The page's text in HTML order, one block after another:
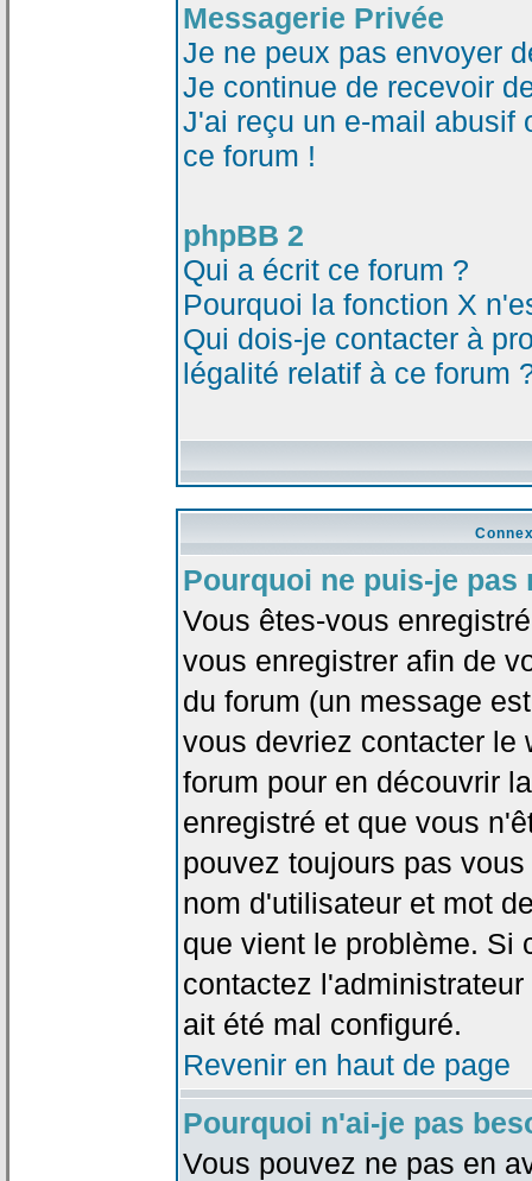
Messagerie Privée
Je ne peux pas envoyer
Je continue de recevoir
J'ai reçu un e-mail abusif
ce forum !
phpBB 2
Qui a écrit ce forum ?
Pourquoi la fonction X
Qui dois-je contacter à
légalité relatif à ce forum
Pourquoi ne puis-je pas
Vous êtes-vous
vous enregistrer afin de
du forum (un message
vous devriez contacter le
forum pour en découvrir
enregistré et que vous
pouvez toujours pas
nom d'utilisateur et mot
que vient le problème. Si
contactez
ait été mal configuré.
Revenir en haut de page
Pourquoi n'ai-je pas
Vous pouvez ne pas en